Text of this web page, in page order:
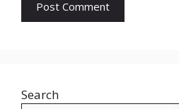
Search